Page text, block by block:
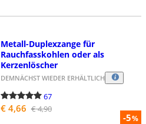
-5%
Metall-Duplexzange für
Rauchfasskohlen oder als
Kerzenlöscher
DEMNÄCHST WIEDER ERHÄLTLICH
67
€ 4,66 € 4,90